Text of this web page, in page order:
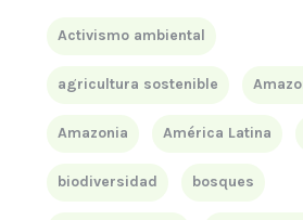
Activismo ambiental
agricultura sostenible
Amazonia América Latina
biodiversidad bosques